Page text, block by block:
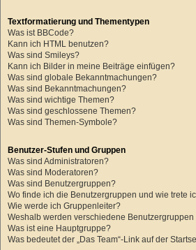
Textformatierung und Thementypen
Was ist BBCode?
Kann ich HTML benutzen?
Was sind Smileys?
Kann ich Bilder in meine Beiträge einfügen?
Was sind globale Bekanntmachungen?
Was sind Bekanntmachungen?
Was sind wichtige Themen?
Was sind geschlossene Themen?
Was sind Themen-Symbole?
Benutzer-Stufen und Gruppen
Was sind Administratoren?
Was sind Moderatoren?
Was sind Benutzergruppen?
Wo finde ich die Benutzergruppen und wie trete
Wie werde ich Gruppenleiter?
Weshalb werden verschiedene
Was ist eine Hauptgruppe?
Was bedeutet der „Das Team“-Link auf der